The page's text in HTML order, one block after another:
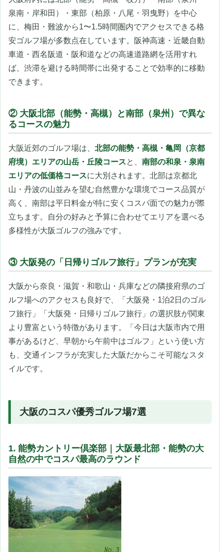
泉南・岸和田）・東部（柏原・八尾・羽曳野）を中心
に、梅田・難波から1〜1.5時間圏内でアクセスできる格
安ゴルフ場が多数点在しています。阪神高速・近畿自動
車道・西名阪道・阪和道などの高速道路網を活用すれ
ば、渋滞を避ける時間帯に出発することで効率的に移動
できます。
② 大阪北部（能勢・高槻）と南部（泉州）で異な
るコースの魅力
大阪近郊のゴルフ場は、 北部の能勢・高槻・亀岡（京都
府境）エリアの山岳・丘陵コースと、 南部の和泉・泉南
エリアの低価格コースに大別されます。北部は京都北
山・丹波の山並みを望む自然豊かな環境でコース品質が
高く、南部は平日料金が特に安くコスパ面での魅力が際
立ちます。自分の好みと予算に合わせてエリアを選べる
多様性が大阪ゴルフの強みです。
③ 大阪発の「日帰りゴルフ旅行」プランが充実
大阪から奈良・滋賀・和歌山・兵庫などの隣接府県のゴ
ルフ場へのアクセスも良好で、「大阪発・1泊2日のゴル
フ旅行」「大阪発・日帰りゴルフ旅行」の選択肢が関東
より豊富という特徴があります。「今日は大阪市内で用
事があるけど、早朝から午前中はゴルフ」という使い方
も、交通インフラが充実した大阪だからこそ可能なスタ
イルです。
大阪のコスパ優秀ゴルフ場7選
1. 能勢カントリー倶楽部｜大阪最北部・能勢の大
自然の中でコスパ最高のラウンド